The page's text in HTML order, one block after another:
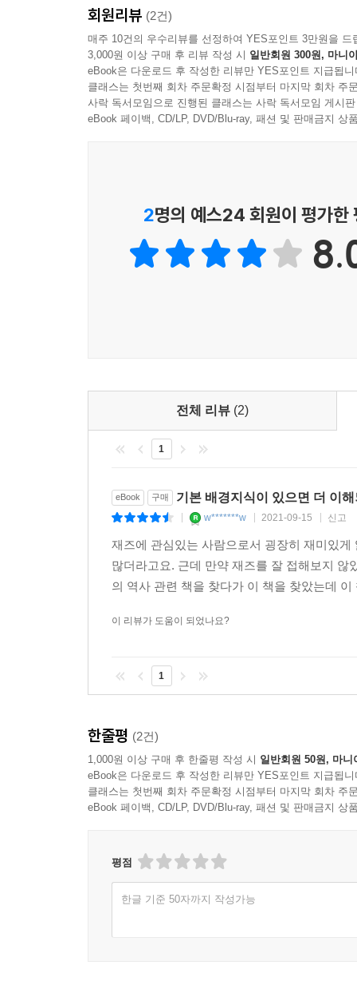
말해, 뉴올리언스 재즈는 재즈 역사상 가장 팀 지
5년 이전의 재즈에서는 보기 힘들었다. 초기 재즈
주자들이 각자의 연주를 주고받으며 전체 사운드
기본적으로 편성되는 관악기는 세 종류다. 코넷(
럼본은 저음역대에서 강렬한 사운드를 분출하며
다. 이 모든 것이 동시에 일어난다.
다든가 하는 식의 말도 안 되는 생각은 버려라. 이
버지니아 울프(영국의 여류 소설가. 대표작으로
대표작으로 「잃어버린 시간을 찾아서」가 있다.
-「제6장 재즈 혁신가들」 중에서
재즈 혁신가들을 살펴보면서 우리가 배워야 할
마음을 열고 귀를 기울인다. 연주가 펼쳐지면 나
열정적이다. 어떤 이들은 미친 듯한 스윙을 원하
떤 이들은 과거의 유산을 지키고 싶어 한다. 이
더 중요한 것은 뉴올리언스 재즈가 비밥이나 아
스윙하지 않는다고 불평한다면 듣는 즐거움을 느
자들은 유연한 리듬과 템포 감각, 정확한 청감,
전혀 다르지 않은 태도의 문제다. 사회의 상호작
-「제6장 재즈 혁신가들」 중에서
음의 높이와 음색, 그리고 재즈의 개성과 즉흥성
듣는 것이 음악 소비자로서의 기쁨의 원천이며,
뒷부분에서는 앞부분의 기본을 바탕으로 재즈
시대별 재즈 혁신가들에 대해서도 알아보면서 그
감상하는 것이 재즈를 즐길 수 있는 방법인지에
뮤지션 150명도 소개하고 있다.
회원리뷰 (2건)
매주 10건의 우수리뷰를 선정하여 YES포인트 3만원을 드
3,000원 이상 구매 후 리뷰 작성 시 일반회원 300원, 마니
eBook은 다운로드 후 작성한 리뷰만 YES포인트 지급됩니
클래스는 첫번째 회차 주문확정 시점부터 마지막 회차 주
사락 독서모임으로 진행된 클래스는 사락 독서모임 게시
eBook 페이백, CD/LP, DVD/Blu-ray, 패션 및 판매금지 상
2명의 예스24 회원이 평가한
전체 리뷰 (2)
1
eBook 구매 기본 배경지식이 있으면 더 이
w*******w 2021-09-15 신고
재즈에 관심있는 사람으로서 굉장히 재미있
많더라고요. 근데 만약 재즈를 잘 접해보지
의 역사 관련 책을 찾다가 이 책을 찾았는데
이 리뷰가 도움이 되었나요?
1
한줄평 (2건)
1,000원 이상 구매 후 한줄평 작성 시 일반회원 50원, 마니
eBook은 다운로드 후 작성한 리뷰만 YES포인트 지급됩니
클래스는 첫번째 회차 주문확정 시점부터 마지막 회차 주
eBook 페이백, CD/LP, DVD/Blu-ray, 패션 및 판매금지 상
평점
한글 기준 50자까지 작성가능